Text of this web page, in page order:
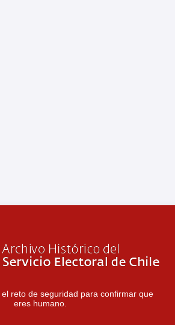
reto de seguridad para confirmar que
eres humano.